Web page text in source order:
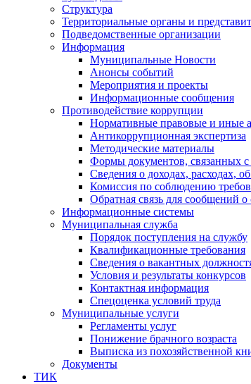
Структура
Территориальные органы и
Подведомственные организации
Информация
Муниципальные Новости
Анонсы событий
Мероприятия и проекты
Информационные сообщения
Противодействие коррупции
Нормативные правовые и иные
Антикоррупционная экспертиза
Методические материалы
Формы документов, связанных с
Сведения о доходах, расходах,
Комиссия по соблюдению
Обратная связь для сообщений
Информационные системы
Муниципальная служба
Порядок поступления на службу
Квалификационные требования
Сведения о вакантных
Условия и результаты конкурсов
Контактная информация
Спецоценка условий труда
Муниципальные услуги
Регламенты услуг
Понижение брачного возраста
Выписка из похозяйственной
Документы
ТИК